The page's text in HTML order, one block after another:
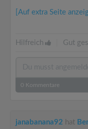
[Auf extra Seite
Hilfreich Gut
0 Kommentare
janabanana92 hat